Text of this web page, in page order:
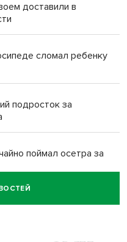
доставили в
сломал ребенку
подросток за
поймал осетра за
стали звездами